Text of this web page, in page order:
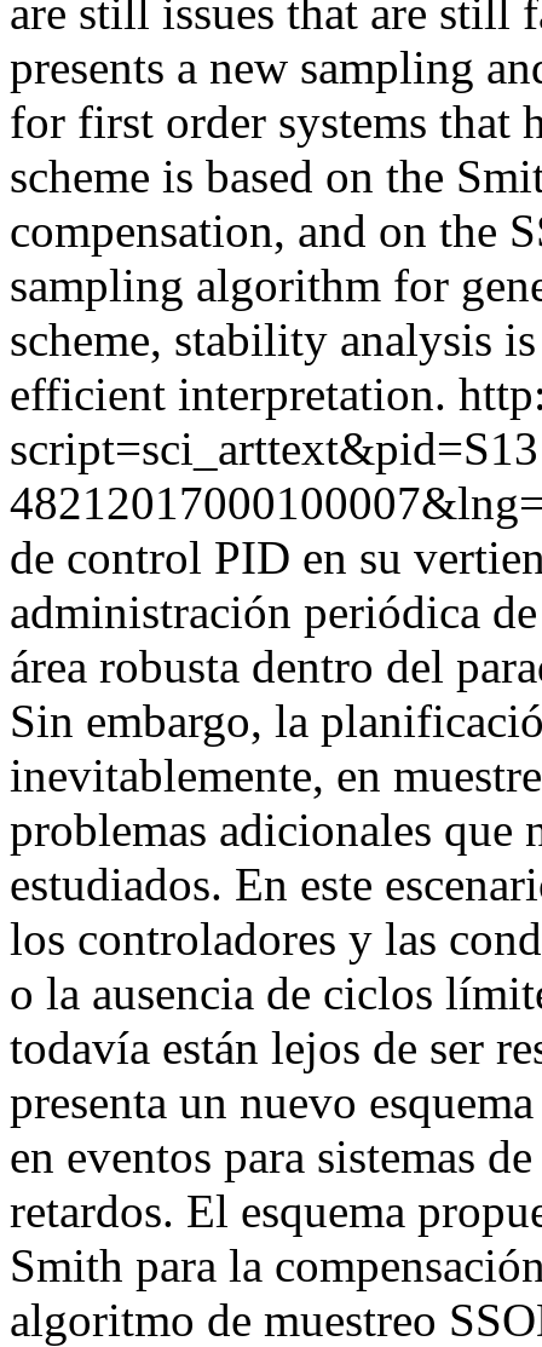
are still issues that are still
presents a new sampling
for first order systems that
scheme is based on the
compensation, and on the
sampling algorithm for
scheme, stability analysis
efficient interpretation.
de control PID en su
administración periódica
área robusta dentro del
Sin embargo, la
inevitablemente, en
problemas adicionales que
estudiados. En este
los controladores y las
o la ausencia de ciclos
todavía están lejos de ser
presenta un nuevo
en eventos para sistemas
retardos. El esquema
Smith para la
algoritmo de muestreo